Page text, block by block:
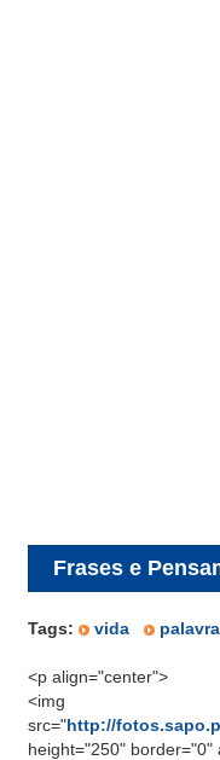
Frases e
Tags: vida palavra
<p align="center">
<img
src="http://
height="250" border="0"